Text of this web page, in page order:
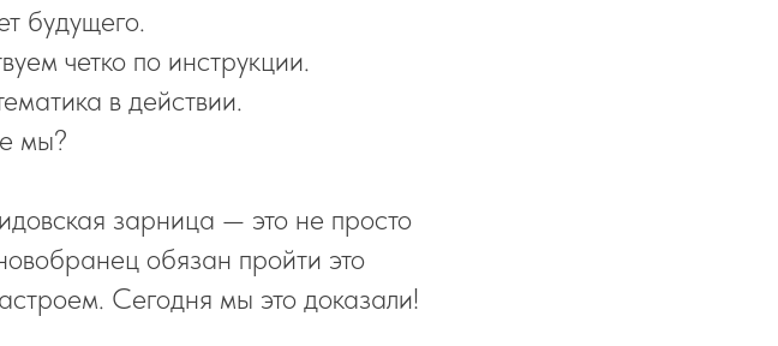
будущего.
четко по инструкции.
в действии.
мы?
зарница — это не просто
обязан пройти это
Сегодня мы это доказали!